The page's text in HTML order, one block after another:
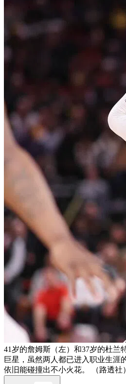
41岁的詹姆斯（左）和37岁的杜兰
巨星，虽然两人都已进入职业生涯
依旧能碰撞出不小火花。 （路透社）